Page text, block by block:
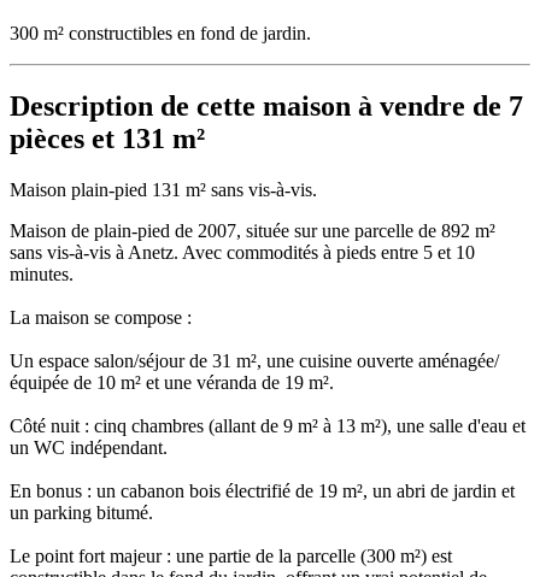
300 m² constructibles en fond de jardin.
Description de cette maison à vendre de 7
pièces et 131 m²
Maison plain-pied 131 m² sans vis-à-vis.
Maison de plain-pied de 2007, située sur une parcelle de 892 m²
sans vis-à-vis à Anetz. Avec commodités à pieds entre 5 et 10
minutes.
La maison se compose :
Un espace salon/séjour de 31 m², une cuisine ouverte aménagée/
équipée de 10 m² et une véranda de 19 m².
Côté nuit : cinq chambres (allant de 9 m² à 13 m²), une salle d'eau et
un WC indépendant.
En bonus : un cabanon bois électrifié de 19 m², un abri de jardin et
un parking bitumé.
Le point fort majeur : une partie de la parcelle (300 m²) est